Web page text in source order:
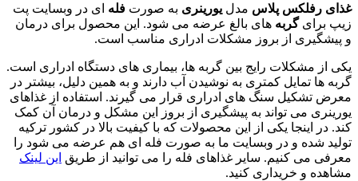
غذای رفلکس پلاس مدل یورینری به صورت فله ای در وبسایت پت
زیپ برایگربه های بالغ عرضه می شود. این محصول برای درمان
و پیشگیری از بروز مشکلات ادراری مناسب است.
یکی از مشکلات رایج بین گربه ها، بیماری های دستگاه ادراری است.
گربه ها تمایل کمتری به نوشیدن آب دارند و به همین دلیل، بیشتر در
معرض تشکیل سنگ های ادراری قرار می گیرند. استفاده از غذاهای
یورینری می تواند به پیشگیری از بروز این مشکل و درمان آن کمک
کند. در اینجا یکی از این محصولات که با کیفیت بالا در کشور ترکیه
تولید شده و در وبسایت ما به صورت فله ای هم عرضه می شود را
معرفی می کنیم. سایر غذاهای فله را می توانید از طریق این لینک
مشاهده و خریداری کنید.